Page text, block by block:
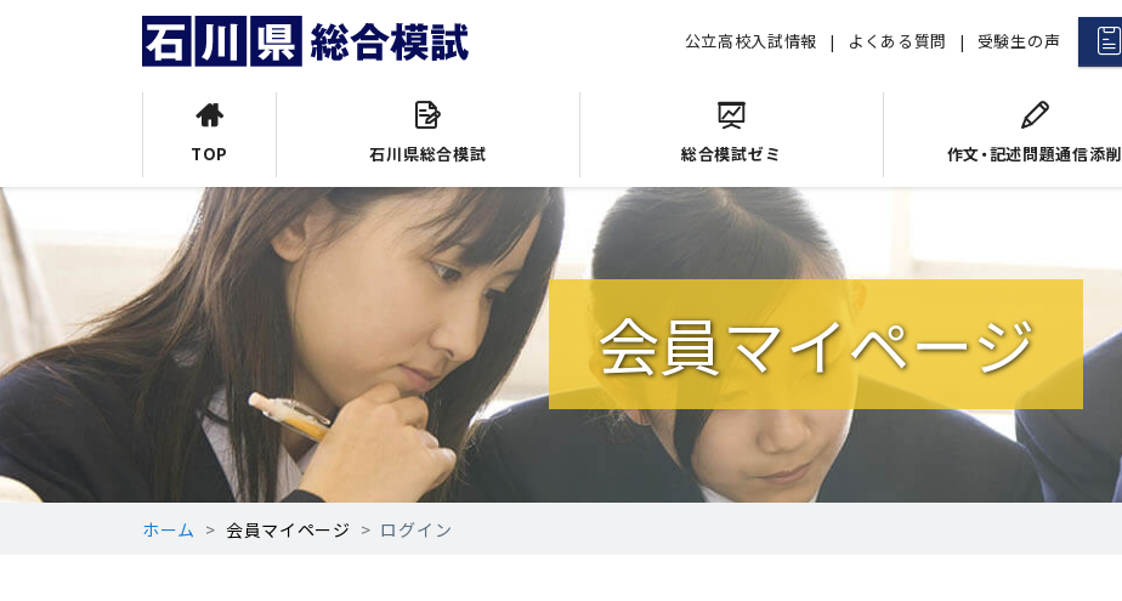
公立高校入試情報 よくある質問 受験生の声
TOP 石川県総合模試 総合模試ゼミ 作文・記述問題通信添削
会員マイページ
ホーム 会員マイページ ログイン